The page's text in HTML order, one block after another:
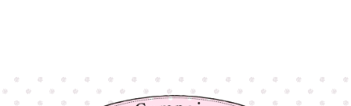
高崎店
高崎店